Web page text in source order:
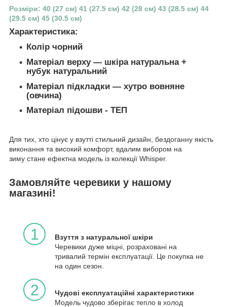
Розміри: 40 (27 см) 41 (27.5 см) 42 (28 см) 43 (28.5 см) 44
(29.5 см) 45 (30.5 см)
Характеристика:
Колір чорний
Матеріал верху — шкіра натуральна +
нубук натуральний
Матеріал підкладки — хутро вовняне
(овчина)
Матеріал підошви - ТЕП
Для тих, хто цінує у взутті стильний дизайн, бездоганну якість
виконання та високий комфорт, вдалим вибором на
зиму стане ефектна модель із колекції Whisper.
Замовляйте черевики у нашому
магазині!
1
Взуття з натуральної шкіри
Черевики дуже міцні, розраховані на
тривалий термін експлуатації. Це покупка не
на один сезон.
2
Чудові експлуатаційні характеристики
Модель чудово зберігає тепло в холод